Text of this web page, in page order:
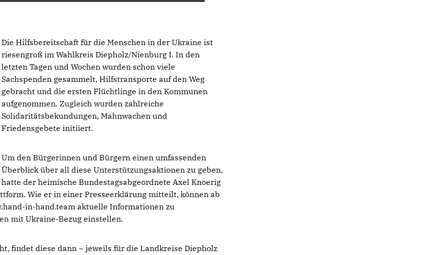
Die Hilfsbereitschaft für die Menschen in der Ukraine ist
riesengroß im Wahlkreis Diepholz/Nienburg I. In den
letzten Tagen und Wochen wurden schon viele
Sachspenden gesammelt, Hilfstransporte auf den Weg
gebracht und die ersten Flüchtlinge in den Kommunen
aufgenommen. Zugleich wurden zahlreiche
Solidaritätsbekundungen, Mahnwachen und
Friedensgebete initiiert.
Um den Bürgerinnen und Bürgern einen umfassenden
Überblick über all diese Unterstützungsaktionen zu geben,
hatte der heimische Bundestagsabgeordnete Axel Knoerig
Wie er in einer Presseerklärung mitteilt, können ab
in-hand.team aktuelle Informationen zu
mit Ukraine-Bezug einstellen.
findet diese dann − jeweils für die Landkreise Diepholz